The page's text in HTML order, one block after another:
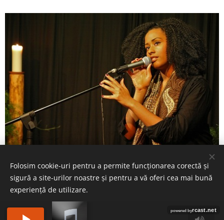
Folosim cookie-uri pentru a permite funcționarea corectă și
sigură a site-urilor noastre și pentru a vă oferi cea mai bună
experiență de utilizare.
Acceptați doar ce e necesar Acceptați toate